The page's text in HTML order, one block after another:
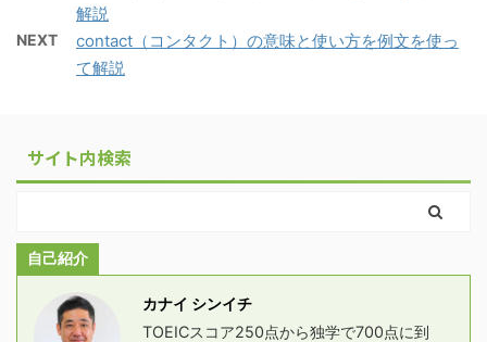
解説
NEXT
contact（コンタクト）の意味と使い方を例文を使っ
て解説
サイト内検索
自己紹介
カナイ シンイチ
TOEICスコア250点から独学で700点に到